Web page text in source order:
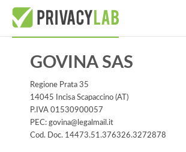
GOVINA SAS
Regione Prata 35
14045 Incisa Scapaccino (AT)
P.IVA 01530900057
PEC: govina@legalmail.it
Cod. Doc. 14473.51.376326.3272878